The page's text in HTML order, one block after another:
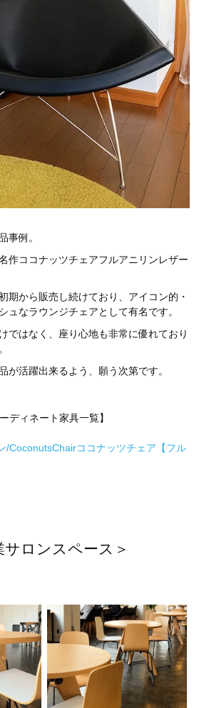
事例。
作ココナッツチェアフルアニリンレザー
期から販売し続けており、アイコン的・
ュなラウンジチェアとして有名です。
ではなく、座り心地も非常に優れており
が活躍出来るよう、願う次第です。
ーディネート家具一覧】
/CoconutsChairココナッツチェア【フル
サロンスペース＞